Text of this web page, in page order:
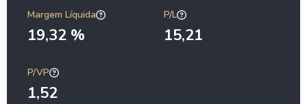
Margem Líquida
19,32 %
P/L
15,21
P/VP
1,52